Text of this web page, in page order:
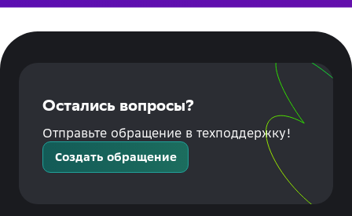
Остались вопросы?
Отправьте обращение в техподдержку!
Создать обращение